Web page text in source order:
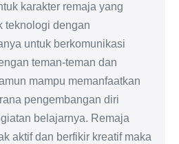
karakter remaja yang
teknologi dengan
untuk berkomunikasi
teman-teman dan
mampu memanfaatkan
pengembangan diri
belajarnya. Remaja
aktif dan berfikir kreatif maka